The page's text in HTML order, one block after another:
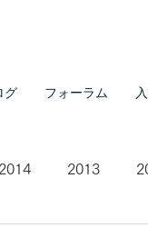
グ フォーラム
2014 2013